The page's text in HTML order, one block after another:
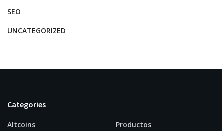
SEO
UNCATEGORIZED
Categories
Altcoins
Productos